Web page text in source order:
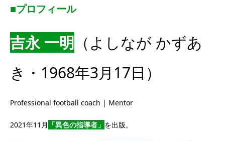
■プロフィール
吉永 一明 （よしなが かずあ
き・1968年3月17日）
Professional football coach | Mentor
2021年11月 「異色の指導者」 を出版。